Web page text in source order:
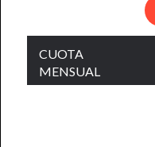
CUOTA
MENSUAL